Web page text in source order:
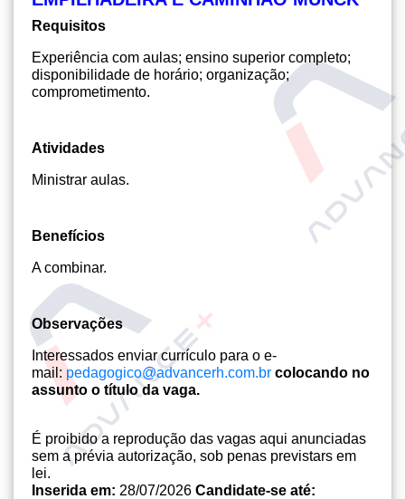
Requisitos
Experiência com aulas; ensino superior completo;
disponibilidade de horário; organização;
comprometimento.
Atividades
Ministrar aulas.
Benefícios
A combinar.
Observações
Interessados enviar currículo para o e-
mail: pedagogico@advancerh.com.br colocando no
assunto o título da vaga.
É proibido a reprodução das vagas aqui anunciadas
sem a prévia autorização, sob penas previstars em
lei.
Inserida em: 28/07/2026 Candidate-se até: